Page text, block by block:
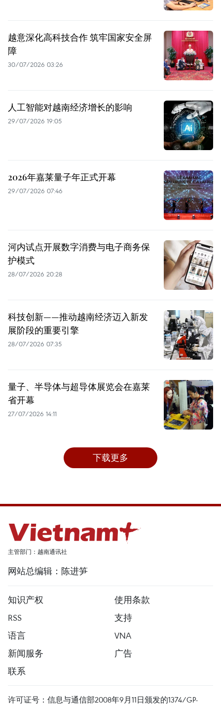
越意深化高科技合作 筑牢国家安全屏
障
30/07/2026 03:26
人工智能对越南经济增长的影响
29/07/2026 19:05
2026年嘉莱量子年正式开幕
29/07/2026 07:46
河内试点开展数字消费与电子商务保
护模式
28/07/2026 20:28
科技创新——推动越南经济迈入新发
展阶段的重要引擎
28/07/2026 07:35
量子、半导体与超导体展览会在嘉莱
省开幕
27/07/2026 14:11
下载更多
主管部门：越南通讯社
网站总编辑：陈进笋
知识产权
使用条款
RSS
支持
语言
VNA
新闻服务
广告
联系
许可证号：信息与通信部2008年9月11日颁发的1374/GP-